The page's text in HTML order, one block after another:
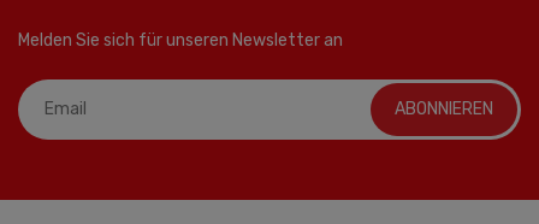
Melden Sie sich für unseren Newsletter an
ABONNIEREN